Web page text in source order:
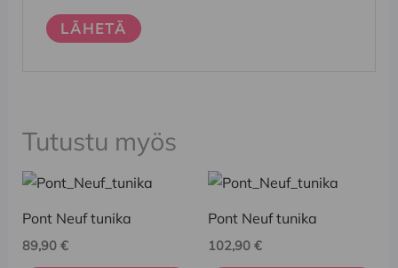
Tutustu myös
Pont Neuf tunika
89,90 €
Tällä
useampi
Pont Neuf tunika
102,90 €
Tällä
useampi